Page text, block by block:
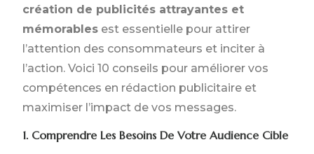
création de publicités attrayantes et
mémorables est essentielle pour attirer
l’attention des consommateurs et inciter à
l’action. Voici 10 conseils pour améliorer vos
compétences en rédaction publicitaire et
maximiser l’impact de vos messages.
1. Comprendre Les Besoins De Votre Audience Cible